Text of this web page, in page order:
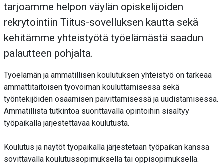
tarjoamme helpon väylän opiskelijoiden
rekrytointiin Tiitus-sovelluksen kautta sekä
kehitämme yhteistyötä työelämästä saadun
palautteen pohjalta.
Työelämän ja ammatillisen koulutuksen yhteistyö on tärkeää
ammattitaitoisen työvoiman kouluttamisessa sekä
työntekijöiden osaamisen päivittämisessä ja uudistamisessa.
Ammatillista tutkintoa suorittavalla opintoihin sisältyy
työpaikalla järjestettävää koulutusta.
Koulutus ja näytöt työpaikalla järjestetään työpaikan kanssa
sovittavalla koulutussopimuksella tai oppisopimuksella.